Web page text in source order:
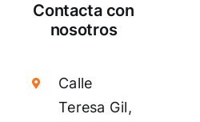
Contacta con
nosotros
Calle
Teresa Gil,